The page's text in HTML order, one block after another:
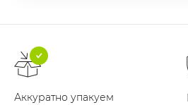
Аккуратно упакуем